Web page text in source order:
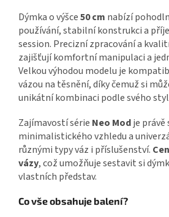
Dýmka o výšce50 cm nabízí
používání, stabilní konstrukci a
session. Precizní zpracování a
zajišťují komfortní manipulaci a
Velkou výhodou modelu je
vázou na těsnění, díky čemuž si
unikátní kombinaci podle svého
Zajímavostí série Neo Modje
minimalistického vzhledu a
různými typy váz i příslušenství.
vázy, což umožňuje sestavit si
vlastních představ.
Co vše obsahuje balení?